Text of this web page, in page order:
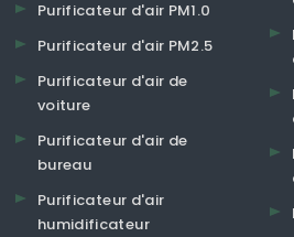
Purificateur d'air PM1.0
Purificateur d'air PM2.5
Purificateur d'air de
voiture
Purificateur d'air de
bureau
Purificateur d'air
humidificateur